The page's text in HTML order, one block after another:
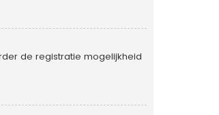
de registratie mogelijkheid